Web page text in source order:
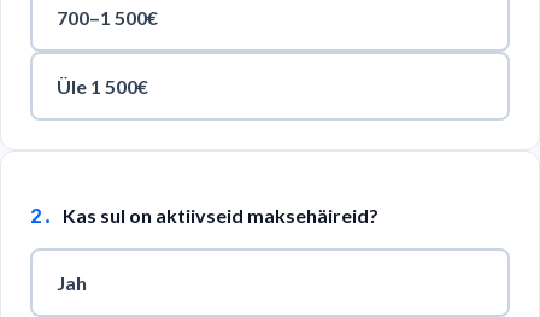
700–1 500€
Üle 1 500€
2. Kas sul on aktiivseid maksehäireid?
Jah